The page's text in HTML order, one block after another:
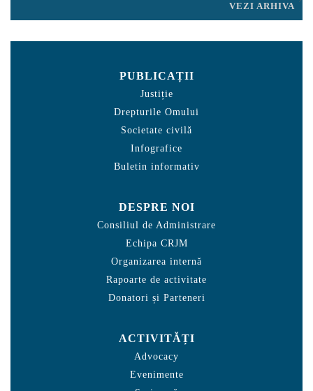
VEZI ARHIVA
PUBLICAȚII
Justiție
Drepturile Omului
Societate civilă
Infografice
Buletin informativ
DESPRE NOI
Consiliul de Administrare
Echipa CRJM
Organizarea internă
Rapoarte de activitate
Donatori și Parteneri
ACTIVITĂȚI
Advocacy
Evenimente